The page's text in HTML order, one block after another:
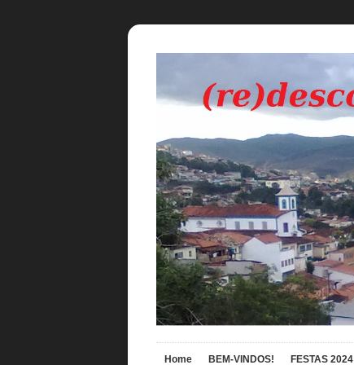
Home BEM-VINDOS! FESTAS 2024